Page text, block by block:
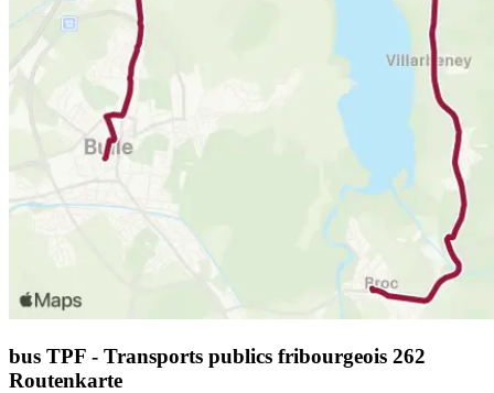
bus TPF - Transports publics fribourgeois 262
Routenkarte